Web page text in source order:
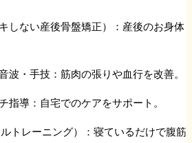
靱帯損傷
痛み
しない産後骨盤矯正）：産後のお身体
波・手技：筋肉の張りや血行を改善。
指導：自宅でのケアをサポート。
トレーニング）：寝ているだけで腹筋